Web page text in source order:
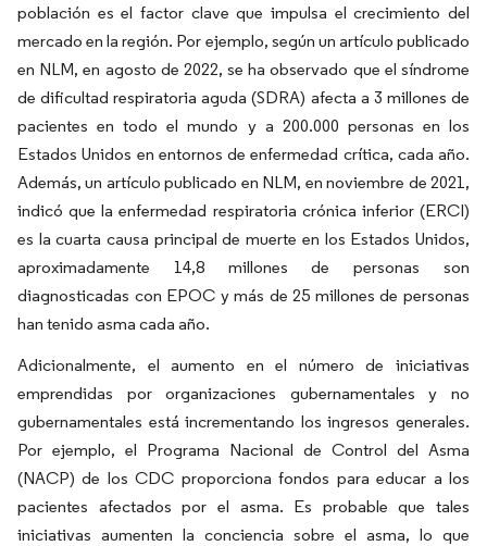
población es el factor clave que impulsa el crecimiento del
mercado en la región. Por ejemplo, según un artículo publicado
en NLM, en agosto de 2022, se ha observado que el síndrome
de dificultad respiratoria aguda (SDRA) afecta a 3 millones de
pacientes en todo el mundo y a 200.000 personas en los
Estados Unidos en entornos de enfermedad crítica, cada año.
Además, un artículo publicado en NLM, en noviembre de 2021,
indicó que la enfermedad respiratoria crónica inferior (ERCI)
es la cuarta causa principal de muerte en los Estados Unidos,
aproximadamente 14,8 millones de personas son
diagnosticadas con EPOC y más de 25 millones de personas
han tenido asma cada año.
Adicionalmente, el aumento en el número de iniciativas
emprendidas por organizaciones gubernamentales y no
gubernamentales está incrementando los ingresos generales.
Por ejemplo, el Programa Nacional de Control del Asma
(NACP) de los CDC proporciona fondos para educar a los
pacientes afectados por el asma. Es probable que tales
iniciativas aumenten la conciencia sobre el asma, lo que